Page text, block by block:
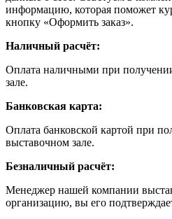
информацию, которая поможет
кнопку «Оформить заказ».
Наличный расчёт:
Оплата наличными при
зале.
Банковская карта:
Оплата банковской картой при
выставочном зале.
Безналичный расчёт:
Менеджер нашей компании
организацию, вы его